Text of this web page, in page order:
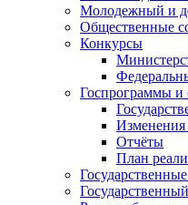
Молодежный и
Общественные
Конкурсы
Госпрограммы и
Изменения
Отчёты
План